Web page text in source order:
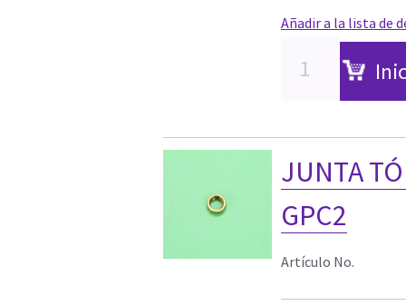
Añadir a la lista de
JUNTA
GPC2
Artículo No.